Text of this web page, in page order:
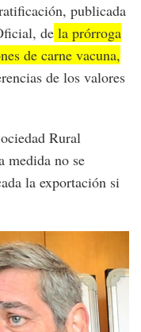
publicada
de la prórroga
de carne vacuna,
de los valores
Rural
medida no se
la exportación si